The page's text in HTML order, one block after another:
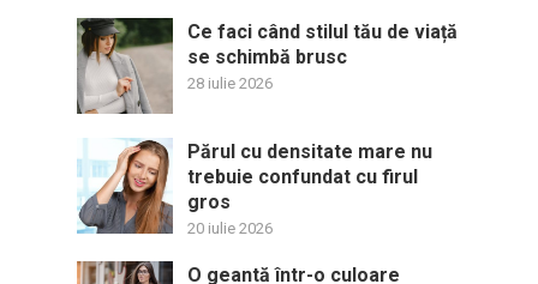
Ce faci când stilul tău de viață
se schimbă brusc
28 iulie 2026
Părul cu densitate mare nu
trebuie confundat cu firul
gros
20 iulie 2026
O geantă într-o culoare